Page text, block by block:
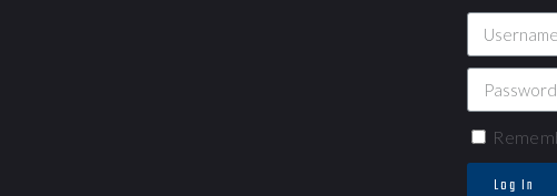
Log In